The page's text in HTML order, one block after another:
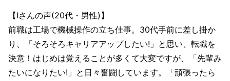
【Iさんの声(20代・男性)】
前職は工場で機械操作の立ち仕事。30代手前に差し掛か
り、「そろそろキャリアアップしたい!」と思い、転職を
決意！はじめは覚えることが多くて大変ですが、「先輩み
たいになりたい!」と日々奮闘しています。「頑張ったら